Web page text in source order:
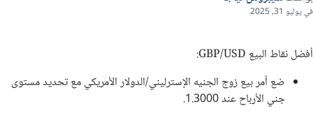
في يوليو 31, 2025
أفضل نقاط البيع GBP/USD:
ضع أمر بيع زوج الجنيه الإسترليني/الدولار الأمريكي مع تحديد مستوى
جني الأرباح عند 1.3000.